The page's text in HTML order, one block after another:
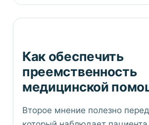
Как обеспечить
преемственность
медицинской
Второе мнение полезно